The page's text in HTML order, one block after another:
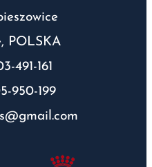
POLSKA
491-161
950-199